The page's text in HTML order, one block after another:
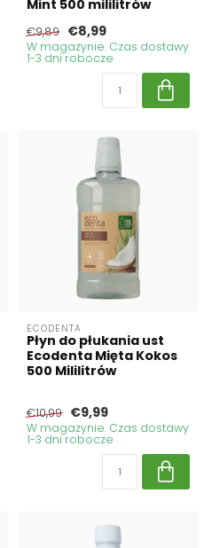
Mint 500 mililitrów
€9,89 €8,99
W magazynie. Czas dostawy
1-3 dni robocze
ECODENTA
Płyn do płukania ust
Ecodenta Mięta Kokos
500 Mililitrów
€10,99 €9,99
W magazynie. Czas dostawy
1-3 dni robocze